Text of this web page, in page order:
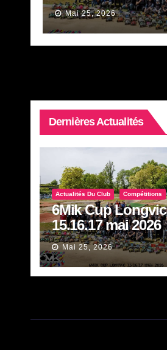
Mai 25, 2026
Dernières Actualités
Actualités Du Club Compétitions
6Mik Cup Longvic
15.16.17 mai 2026
Mai 25, 2026